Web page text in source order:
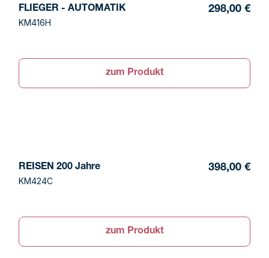
FLIEGER - AUTOMATIK
KM416H
298,00 €
zum Produkt
REISEN 200 Jahre
KM424C
398,00 €
zum Produkt